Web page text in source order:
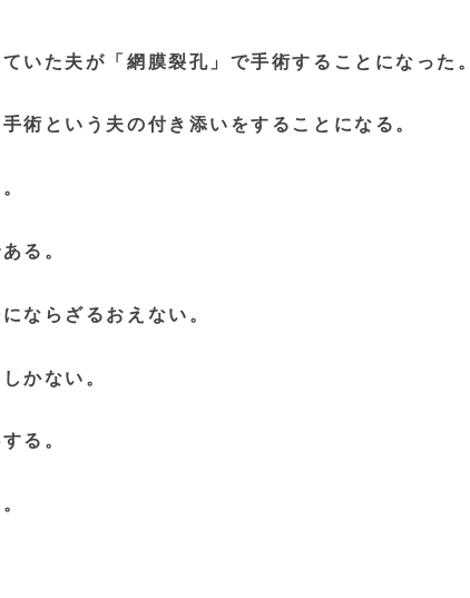
いた夫が「網膜裂孔」で手術することになった。
術という夫の付き添いをすることになる。
る。
ならざるおえない。
かない。
る。